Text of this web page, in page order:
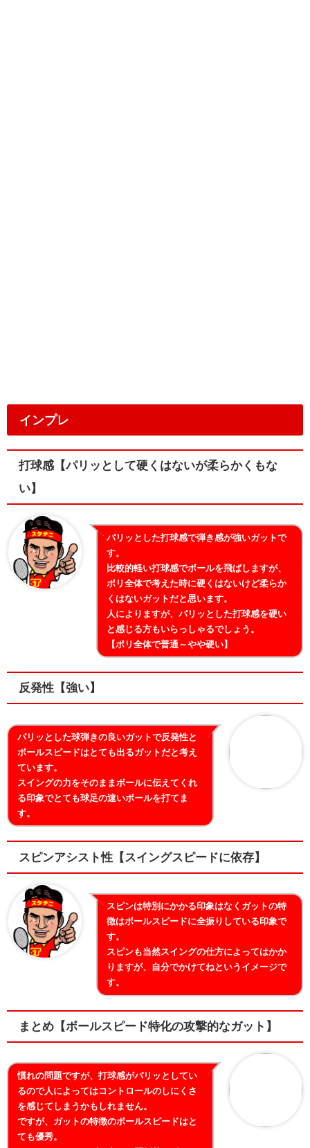
インプレ
打球感【パリッとして硬くはないが柔らかくもな
い】
パリッとした打球感で弾き感が強いガットで
す。
比較的軽い打球感でボールを飛ばしますが、
ポリ全体で考えた時に硬くはないけど柔らか
くはないガットだと思います。
人によりますが、パリッとした打球感を硬い
と感じる方もいらっしゃるでしょう。
【ポリ全体で普通～やや硬い】
反発性【強い】
パリッとした球弾きの良いガットで反発性と
ボールスピードはとても出るガットだと考え
ています。
スイングの力をそのままボールに伝えてくれ
る印象でとても球足の速いボールを打てま
す。
スピンアシスト性【スイングスピードに依存】
スピンは特別にかかる印象はなくガットの特
徴はボールスピードに全振りしている印象で
す。
スピンも当然スイングの仕方によってはかか
りますが、自分でかけてねというイメージで
す。
まとめ【ボールスピード特化の攻撃的なガット】
慣れの問題ですが、打球感がパリッとしてい
るので人によってはコントロールのしにくさ
を感じてしまうかもしれません。
ですが、ガットの特徴のボールスピードはと
ても優秀。